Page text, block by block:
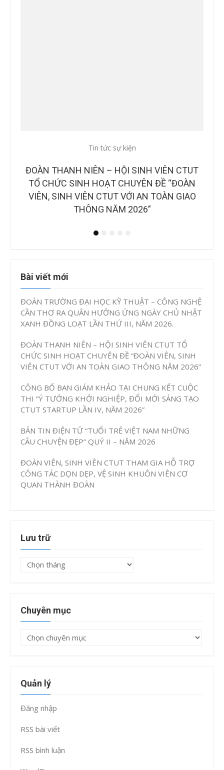
Tin tức sự kiện
CÔNG BỐ BAN GIÁM KHẢO TẠI CHUNG KẾT
CUỘC THI “Ý TƯỞNG KHỞI NGHIỆP, ĐỔI MỚI
SÁNG TẠO CTUT STARTUP LẦN IV, NĂM
2026”
Bài viết mới
ĐOÀN TRƯỜNG ĐẠI HỌC KỸ THUẬT – CÔNG NGHỆ
CẦN THƠ RA QUÂN HƯỞNG ỨNG NGÀY CHỦ NHẬT
XANH ĐỒNG LOẠT LẦN THỨ III, NĂM 2026.
ĐOÀN THANH NIÊN – HỘI SINH VIÊN CTUT TỔ
CHỨC SINH HOẠT CHUYÊN ĐỀ “ĐOÀN VIÊN, SINH
VIÊN CTUT VỚI AN TOÀN GIAO THÔNG NĂM 2026”
CÔNG BỐ BAN GIÁM KHẢO TẠI CHUNG KẾT CUỘC
THI “Ý TƯỞNG KHỞI NGHIỆP, ĐỔI MỚI SÁNG TẠO
CTUT STARTUP LẦN IV, NĂM 2026”
BẢN TIN ĐIỆN TỬ “TUỔI TRẺ VIỆT NAM NHỮNG
CÂU CHUYỆN ĐẸP” QUÝ II – NĂM 2026
ĐOÀN VIÊN, SINH VIÊN CTUT THAM GIA HỖ TRỢ
CÔNG TÁC DỌN DẸP, VỆ SINH KHUÔN VIÊN CƠ
QUAN THÀNH ĐOÀN
Lưu trữ
Lưu
Chuyên mục
Chuyên
Quản lý
Đăng nhập
RSS bài viết
RSS bình luận